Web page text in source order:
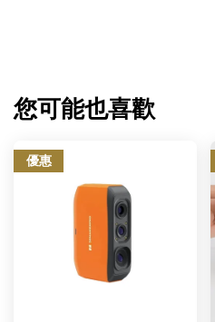
您可能也喜歡
優惠